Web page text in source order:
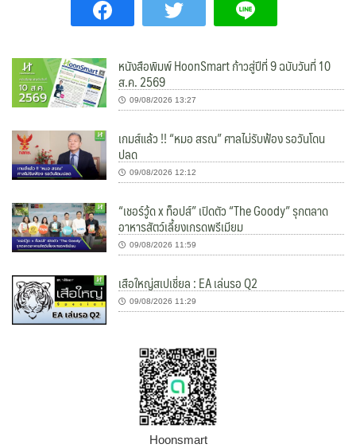
หนังสือพิมพ์ HoonSmart ก้าวสู่ปีที่ 9 ฉบับวันที่ 10
ส.ค. 2569
09/08/2026 13:27
เกมส์แล้ว !! “หมอ สรณ” ศาลไม่รับฟ้อง รอวันโดน
ปลด
09/08/2026 12:12
“เชอร์วู้ด x ท็อปส์” เปิดตัว “The Goody” รุกตลาด
อาหารสัตว์เลี้ยงเกรดพรีเมียม
09/08/2026 11:59
เสือใหญ่สเปเชี่ยล : EA เล่นรอ Q2
09/08/2026 11:29
Hoonsmart